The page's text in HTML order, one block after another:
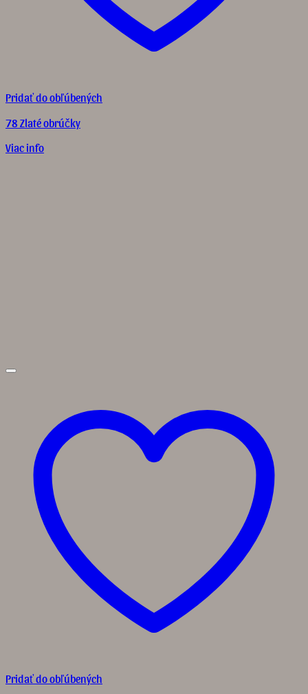
Pridať do obľúbených
78 Zlaté obrúčky
Viac info
Pridať do obľúbených